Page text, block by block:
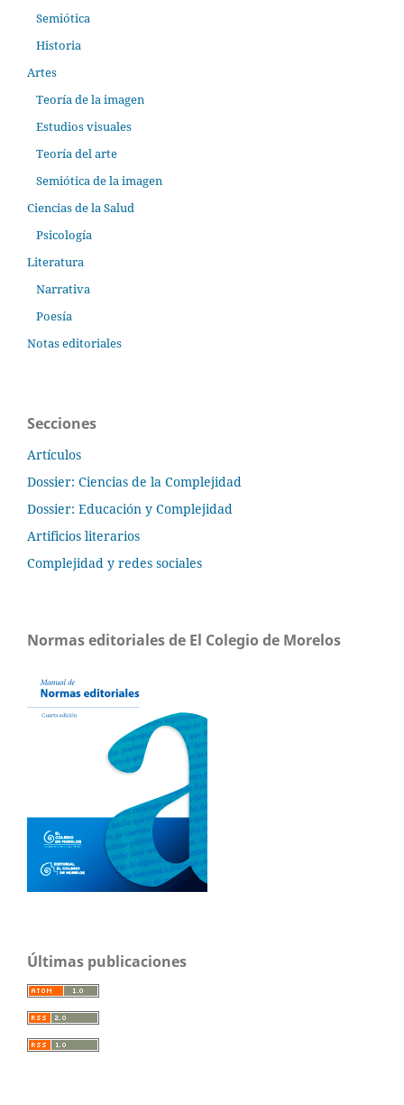
Semiótica
Historia
Artes
Teoría de la imagen
Estudios visuales
Teoría del arte
Semiótica de la imagen
Ciencias de la Salud
Psicología
Literatura
Narrativa
Poesía
Notas editoriales
Secciones
Artículos
Dossier: Ciencias de la Complejidad
Dossier: Educación y Complejidad
Artificios literarios
Complejidad y redes sociales
Normas editoriales de El Colegio de Morelos
Últimas publicaciones